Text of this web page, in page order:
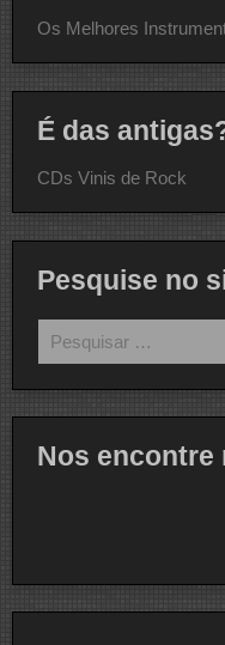
Os Melhores
É das
CDs Vinis de Rock
Pesquise no
por:
Nos encontre